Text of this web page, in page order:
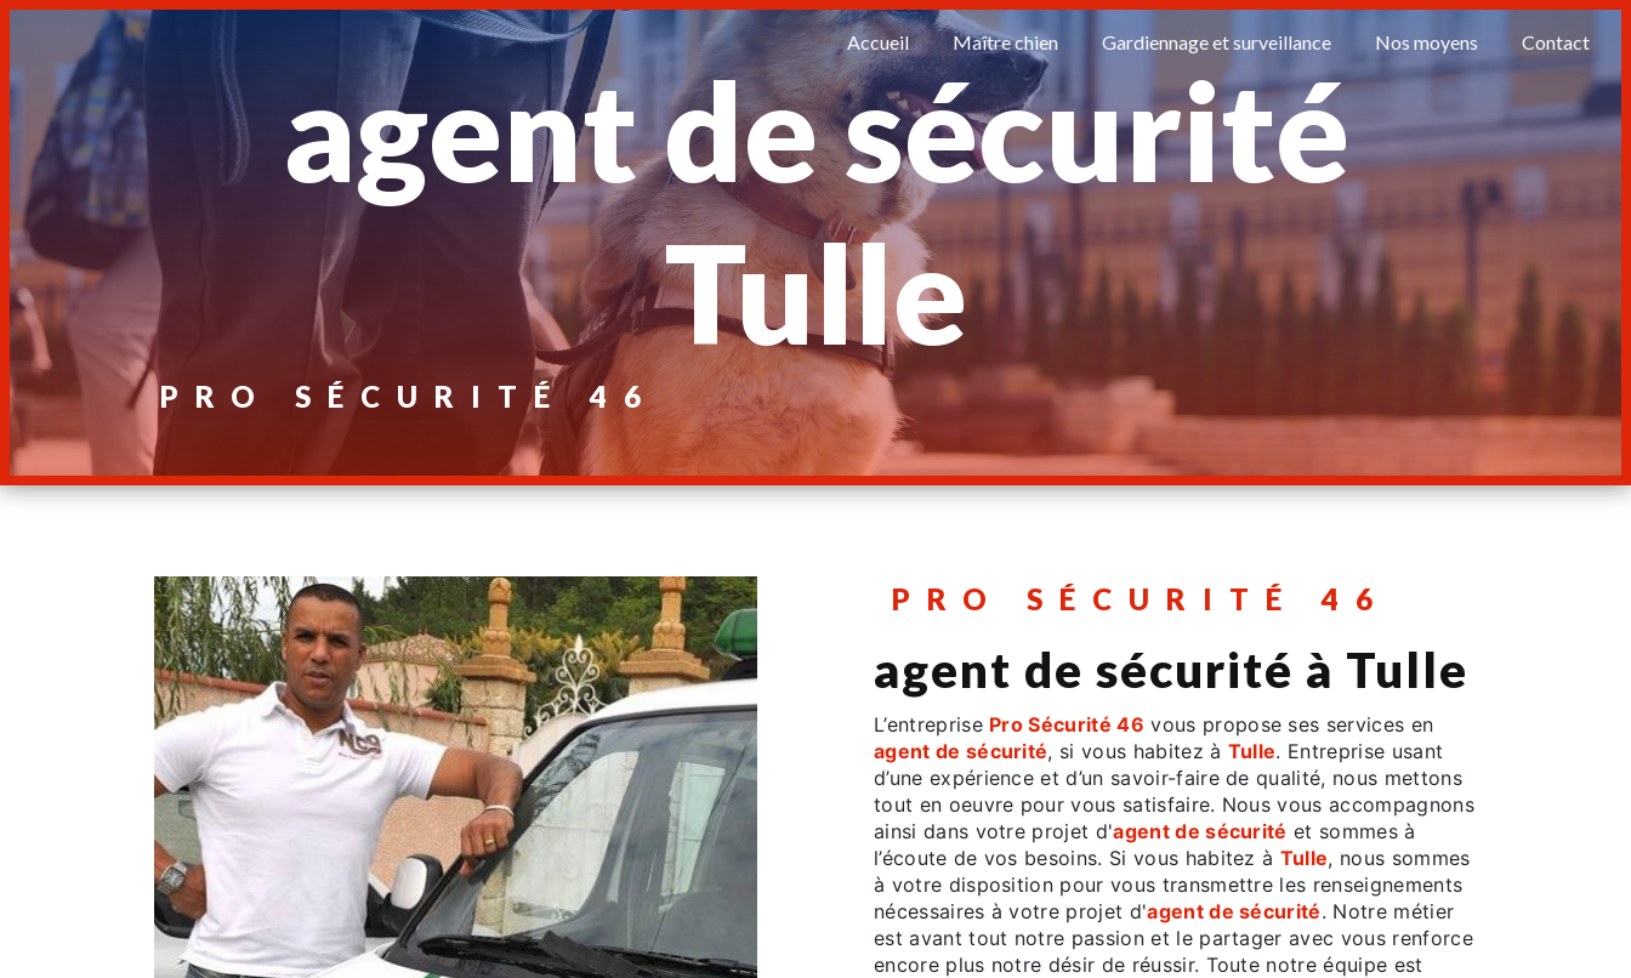
Accueil Maître chien Gardiennage et surveillance Nos moyens Contact
agent de sécurité
Tulle
PRO SÉCURITÉ 46
PRO SÉCURITÉ 46
agent de sécurité à Tulle
L’entreprise Pro Sécurité 46 vous propose ses services en
agent de sécurité, si vous habitez à Tulle. Entreprise usant
d’une expérience et d’un savoir-faire de qualité, nous mettons
tout en oeuvre pour vous satisfaire. Nous vous accompagnons
ainsi dans votre projet d'agent de sécurité et sommes à
l’écoute de vos besoins. Si vous habitez à Tulle, nous sommes
à votre disposition pour vous transmettre les renseignements
nécessaires à votre projet d'agent de sécurité. Notre métier
est avant tout notre passion et le partager avec vous renforce
encore plus notre désir de réussir. Toute notre équipe est
Panneau de gestion des cookies